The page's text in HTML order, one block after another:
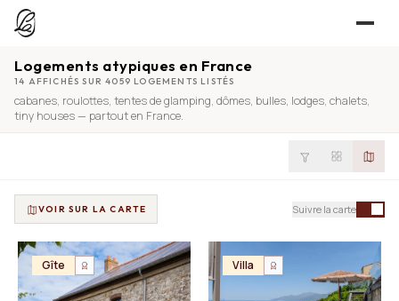
JE CHERCHE
TROUVER UN LIEU
Séjours, tournages, événements — l’annuaire
PROPOSER MON LIEU
Annuaire + reportage photo-vidéo, 0 % commission
Déjà référencé ?Espace pro
Offre conciergeries
EXPLORER
UNE QUESTION ?
Logements atypiques en France
14 AFFICHÉS SUR 4059 LOGEMENTS LISTÉS
cabanes, roulottes, tentes de glamping, dômes, bulles, lodges, chalets,
tiny houses— partout en France.
VOIR SUR LA CARTE Suivre la carte
Gîte Villa